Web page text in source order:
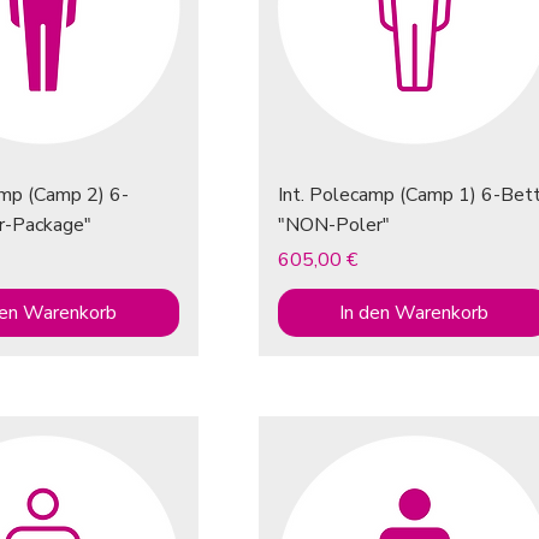
(Camp 2) 6-
Package"
Warenkorb
Int. Polecamp (Camp 1) 6-
"NON-Poler"
Preis
605,00 €
In den Warenkorb